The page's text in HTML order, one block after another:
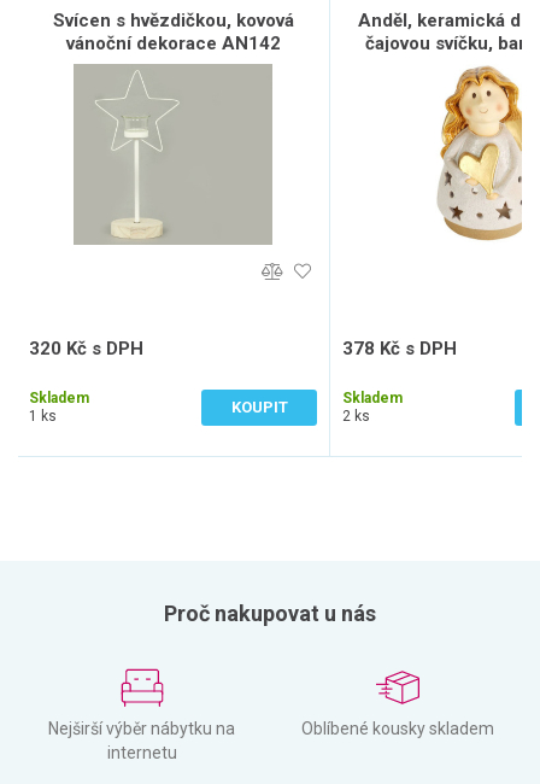
Svícen s hvězdičkou, kovová
vánoční dekorace AN142
320 Kč s DPH
Skladem
1 ks
KOUPIT
Anděl, keramická
čajovou svíčku,
KEK9145
378 Kč s DPH
Skladem
2 ks
Proč nakupovat u nás
Nejširší výběr nábytku na
internetu
Oblíbené kousky skladem